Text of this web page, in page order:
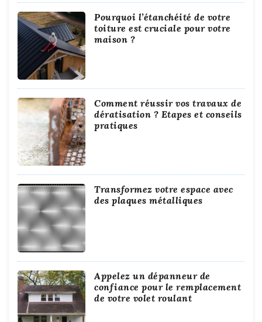
Pourquoi l’étanchéité de votre
toiture est cruciale pour votre
maison ?
Comment réussir vos travaux de
dératisation ? Etapes et conseils
pratiques
Transformez votre espace avec
des plaques métalliques
Appelez un dépanneur de
confiance pour le remplacement
de votre volet roulant